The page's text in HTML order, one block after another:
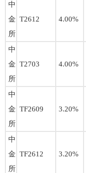
中
金
所
T2612 4.00%
中
金
所
T2703 4.00%
中
金
所
TF2609 3.20%
中
金
所
TF2612 3.20%